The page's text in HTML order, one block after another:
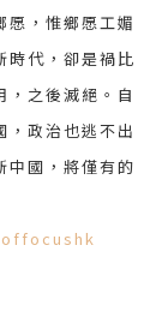
愿，惟鄉愿工媚
時代，卻是禍比
之後滅絕。自
，政治也逃不出
中國，將僅有的